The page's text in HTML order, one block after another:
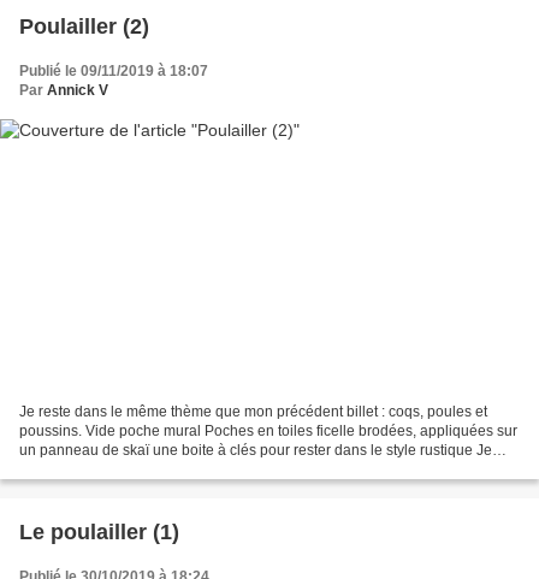
Poulailler (2)
Publié le 09/11/2019 à 18:07
Par Annick V
Je reste dans le même thème que mon précédent billet : coqs, poules et
poussins. Vide poche mural Poches en toiles ficelle brodées, appliquées sur
un panneau de skaï une boite à clés pour rester dans le style rustique Je
Le poulailler (1)